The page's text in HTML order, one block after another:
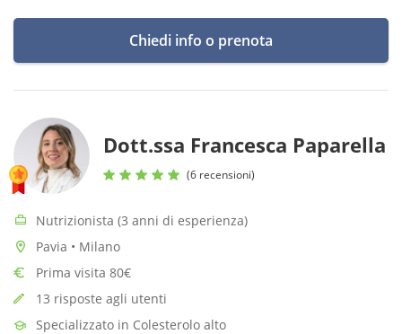
Chiedi info o prenota
Dott.ssa Francesca Paparella
(6 recensioni)
Nutrizionista (3 anni di esperienza)
Pavia • Milano
Prima visita 80€
13 risposte agli utenti
Specializzato in Colesterolo alto